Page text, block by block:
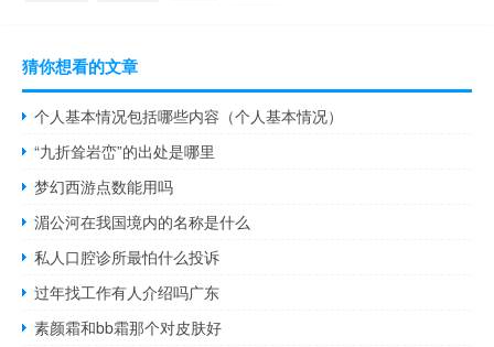
猜你想看的文章
个人基本情况包括哪些内容（个人基本情况）
“九折耸岩峦”的出处是哪里
梦幻西游点数能用吗
湄公河在我国境内的名称是什么
私人口腔诊所最怕什么投诉
过年找工作有人介绍吗广东
素颜霜和bb霜那个对皮肤好